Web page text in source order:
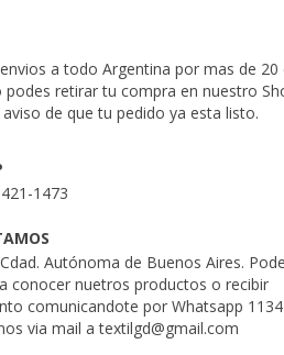
a todo Argentina por mas de 20
retirar tu compra en nuestro
de que tu pedido ya esta listo.
1473
Autónoma de Buenos Aires.
conocer nuetros productos o recibir
comunicandote por Whatsapp
via mail atextilgd@gmail.com